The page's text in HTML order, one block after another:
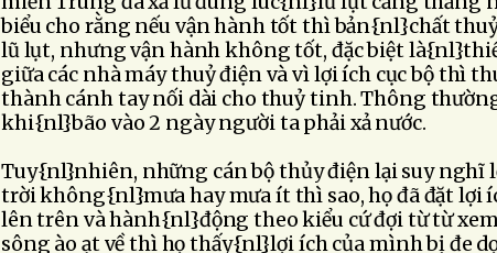
biểu cho rằng nếu vận hành tốt thì bản{nl}chất
lũ lụt, nhưng vận hành không tốt, đặc biệt
giữa các nhà máy thuỷ điện và vì lợi ích cục bộ thì
thành cánh tay nối dài cho thuỷ tinh. Thông
khi{nl}bão vào 2 ngày người ta phải xả nước.
Tuy{nl}nhiên, những cán bộ thủy điện lại suy nghĩ
trời không{nl}mưa hay mưa ít thì sao, họ đã đặt lợi
lên trên và hành{nl}động theo kiểu cứ đợi từ từ
sông ào ạt về thì họ thấy{nl}lợi ích của mình bị đe